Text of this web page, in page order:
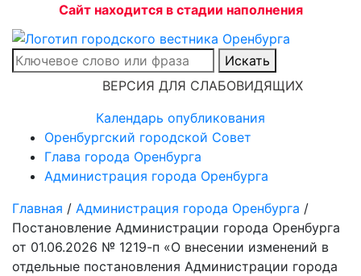
Сайт находится в стадии наполнения
Искать
ВЕРСИЯ ДЛЯ СЛАБОВИДЯЩИХ
Календарь опубликования
Оренбургский городской Совет
Глава города Оренбурга
Администрация города Оренбурга
Главная / Администрация города Оренбурга /
Постановление Администрации города Оренбурга
от 01.06.2026 № 1219-п «О внесении изменений в
отдельные постановления Администрации города